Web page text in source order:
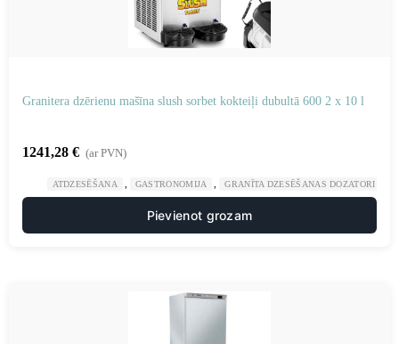
Granitera dzērienu mašīna slush sorbet kokteiļi dubultā 600 2 x 10 l
1241,28 € (ar PVN)
ATDZESĒŠANA GASTRONOMIJA GRANĪTA DZESĒŠANAS DOZATORI
Pievienot grozam